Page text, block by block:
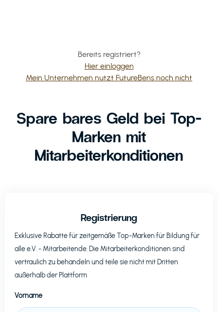
Bereits registriert?
Hier einloggen
Mein Unternehmen nutzt FutureBens noch nicht
Spare bares Geld bei Top-
Marken mit
Mitarbeiterkonditionen
Registrierung
Exklusive Rabatte für zeitgemäße Top-Marken für Bildung für
alle e.V.- Mitarbeitende. Die Mitarbeiterkonditionen sind
vertraulich zu behandeln und teile sie nicht mit Dritten
außerhalb der Plattform
Vorname